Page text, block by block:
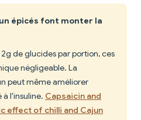
épicés font monter la
de glucides par portion, ces
négligeable. La
peut même améliorer
l'insuline. Capsaicin and
effect of chilli and Cajun